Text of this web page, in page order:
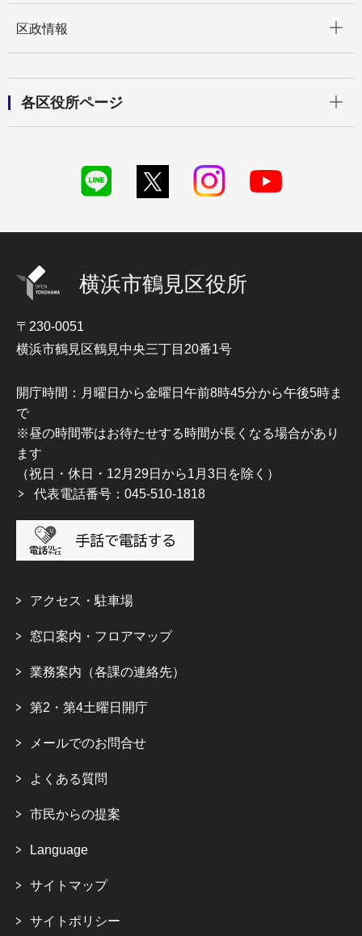
区政情報
各区役所ページ
横浜市鶴見区役所
〒230-0051
横浜市鶴見区鶴見中央三丁目20番1号
開庁時間：月曜日から金曜日午前8時45分から午後5時ま
で
※昼の時間帯はお待たせする時間が長くなる場合があり
ます
（祝日・休日・12月29日から1月3日を除く）
代表電話番号：045-510-1818
アクセス・駐車場
窓口案内・フロアマップ
業務案内（各課の連絡先）
第2・第4土曜日開庁
メールでのお問合せ
よくある質問
市民からの提案
Language
サイトマップ
サイトポリシー